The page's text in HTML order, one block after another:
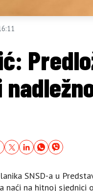
SNSD-a u
naći na hitnoj